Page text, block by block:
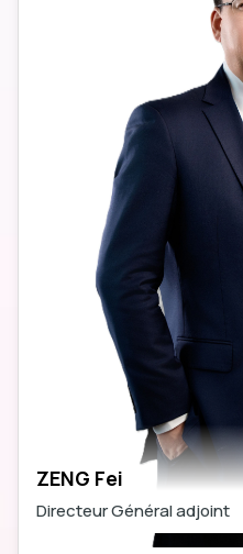
ZENG Fei
Directeur Général adjoint